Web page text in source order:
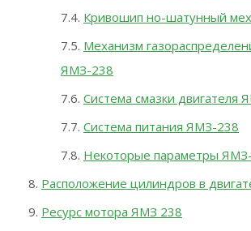
Кривошип но-шатунный
Механизм
ЯМЗ-238
Система смазки двигателя
Система питания ЯМЗ-238
Некоторые параметры
Расположение цилиндров в
Ресурс мотора ЯМЗ 238